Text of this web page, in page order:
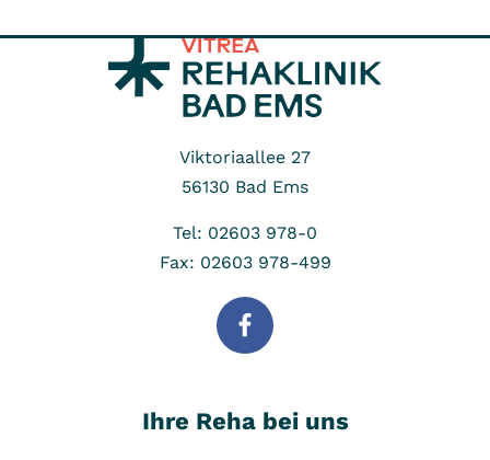
Viktoriaallee 27
56130 Bad Ems
Tel: 02603 978-0
Fax: 02603 978-499
Ihre Reha bei uns